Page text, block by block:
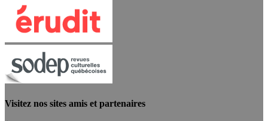
Visitez nos sites amis et partenaires